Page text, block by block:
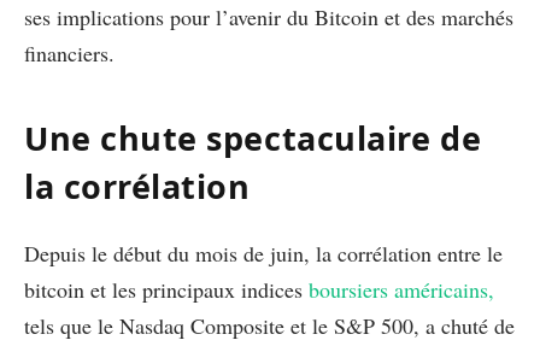
ses implications pour l’avenir du Bitcoin et des marchés
financiers.
Une chute spectaculaire de
la corrélation
Depuis le début du mois de juin, la corrélation entre le
bitcoin et les principaux indices boursiers américains,
tels que le Nasdaq Composite et le S&P 500, a chuté de